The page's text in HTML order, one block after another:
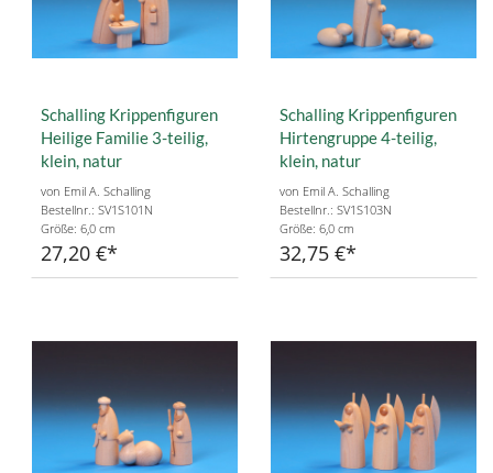
Schalling Krippenfiguren
Heilige Familie 3-teilig,
klein, natur
von Emil A. Schalling
Bestellnr.: SV1S101N
Größe: 6,0 cm
27,20 €
Schalling Krippenfiguren
Hirtengruppe 4-teilig,
klein, natur
von Emil A. Schalling
Bestellnr.: SV1S103N
Größe: 6,0 cm
32,75 €